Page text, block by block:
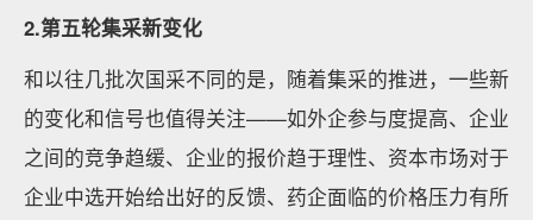
2.第五轮集采新变化
和以往几批次国采不同的是，随着集采的推进，一些新
的变化和信号也值得关注——如外企参与度提高、企业
之间的竞争趋缓、企业的报价趋于理性、资本市场对于
企业中选开始给出好的反馈、药企面临的价格压力有所